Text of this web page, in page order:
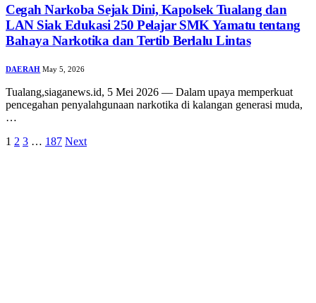
Cegah Narkoba Sejak Dini, Kapolsek Tualang dan
LAN Siak Edukasi 250 Pelajar SMK Yamatu tentang
Bahaya Narkotika dan Tertib Berlalu Lintas
DAERAH May 5, 2026
Tualang,siaganews.id, 5 Mei 2026 — Dalam upaya memperkuat
pencegahan penyalahgunaan narkotika di kalangan generasi muda,
…
1 2 3 … 187 Next